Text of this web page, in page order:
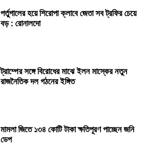
পর্তুগালের হয়ে শিরোপা ক্লাবে জেতা সব ট্রফির চেয়ে
বড় : রোনালদো
ট্রাম্পের সঙ্গে বিরোধের মাঝে ইলন মাস্কের নতুন
রাজনৈতিক দল গঠনের ইঙ্গিত
মামলা জিতে ১৩৪ কোটি টাকা ক্ষতিপূরণ পাচ্ছেন জনি
ডেপ